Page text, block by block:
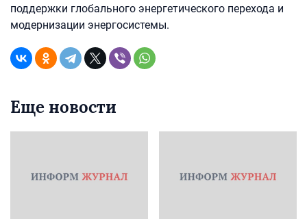
поддержки глобального энергетического перехода и
модернизации энергосистемы.
Еще новости